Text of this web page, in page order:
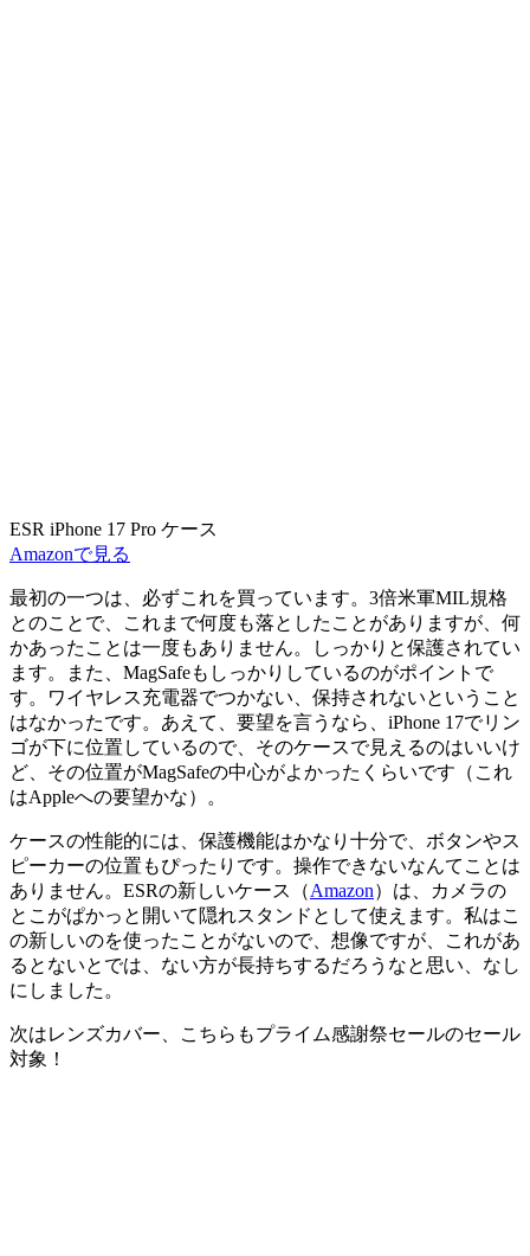
ESR iPhone 17 Pro ケース
Amazonで見る
最初の一つは、必ずこれを買っています。3倍米軍MIL規格
とのことで、これまで何度も落としたことがありますが、何
かあったことは一度もありません。しっかりと保護されてい
ます。また、MagSafeもしっかりしているのがポイントで
す。ワイヤレス充電器でつかない、保持されないということ
はなかったです。あえて、要望を言うなら、iPhone 17でリン
ゴが下に位置しているので、そのケースで見えるのはいいけ
ど、その位置がMagSafeの中心がよかったくらいです（これ
はAppleへの要望かな）。
ケースの性能的には、保護機能はかなり十分で、ボタンやス
ピーカーの位置もぴったりです。操作できないなんてことは
ありません。ESRの新しいケース（Amazon）は、カメラの
とこがぱかっと開いて隠れスタンドとして使えます。私はこ
の新しいのを使ったことがないので、想像ですが、これがあ
るとないとでは、ない方が長持ちするだろうなと思い、なし
にしました。
次はレンズカバー、こちらもプライム感謝祭セールのセール
対象！